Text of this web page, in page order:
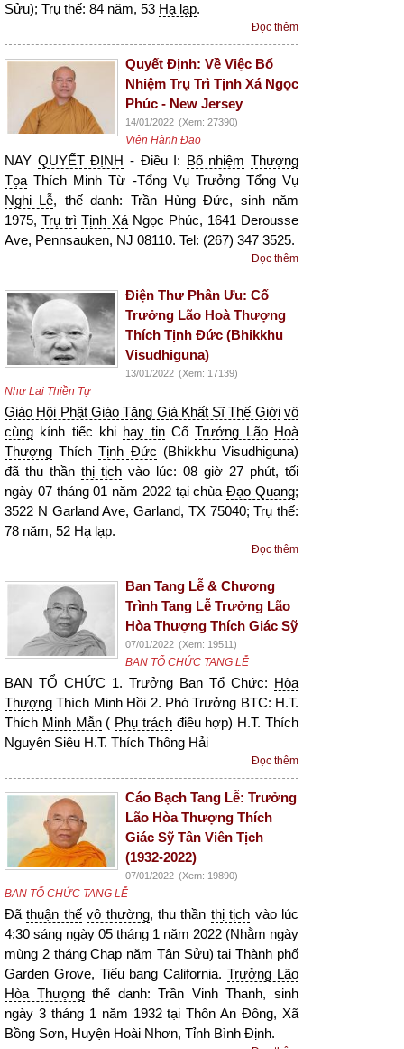
Sửu); Trụ thế: 84 năm, 53 Hạ lạp.
Đọc thêm
Quyết Định: Về Việc Bổ
Nhiệm Trụ Trì Tịnh Xá Ngọc
Phúc - New Jersey
14/01/2022 (Xem: 27390)
Viện Hành Đạo
NAY QUYẾT ĐỊNH - Điều I: Bổ nhiệm Thượng
Tọa Thích Minh Từ -Tổng Vụ Trưởng Tổng Vụ
Nghi Lễ, thế danh: Trần Hùng Đức, sinh năm
1975,Trụ trì Tịnh XáNgọc Phúc, 1641 Derousse
Ave, Pennsauken, NJ 08110. Tel: (267) 347 3525.
Đọc thêm
Điện Thư Phân Ưu: Cố
Trưởng Lão Hoà Thượng
Thích Tịnh Đức (Bhikkhu
Visudhiguna)
13/01/2022 (Xem: 17139)
Như Lai Thiền Tự
Giáo Hội Phật Giáo Tăng Già Khất Sĩ Thế Giới vô
cùng kính tiếc khi hay tinCốTrưởng Lão Hoà
Thượng ThíchTịnh Đức (Bhikkhu Visudhiguna)
đã thu thần thị tịch vào lúc: 08 giờ 27 phút, tối
ngày 07 tháng 01 năm 2022 tại chùaĐạo Quang;
3522 N Garland Ave, Garland, TX 75040; Trụ thế:
78 năm, 52 Hạ lạp.
Đọc thêm
Ban Tang Lễ & Chương
Trình Tang Lễ Trưởng Lão
Hòa Thượng Thích Giác Sỹ
07/01/2022 (Xem: 19511)
BAN TỔ CHỨC TANG LỄ
BAN TỔ CHỨC 1. Trưởng Ban Tổ Chức: Hòa
Thượng Thích Minh Hồi 2. Phó Trưởng BTC: H.T.
Thích Minh Mẫn( Phụ tráchđiều hợp) H.T. Thích
Nguyên Siêu H.T. Thích Thông Hải
Đọc thêm
Cáo Bạch Tang Lễ: Trưởng
Lão Hòa Thượng Thích
Giác Sỹ Tân Viên Tịch
(1932-2022)
07/01/2022 (Xem: 19890)
BAN TỔ CHỨC TANG LỄ
Đãthuận thế vô thường, thu thần thị tịch vào lúc
4:30 sáng ngày 05 tháng 1 năm 2022 (Nhằm ngày
mùng 2 tháng Chạp năm Tân Sửu) tại Thành phố
Garden Grove, Tiểu bang California.Trưởng Lão
Hòa Thượngthế danh: Trần Vinh Thanh, sinh
ngày 3 tháng 1 năm 1932 tại Thôn An Đông, Xã
Bồng Sơn, Huyện Hoài Nhơn, Tỉnh Bình Định.